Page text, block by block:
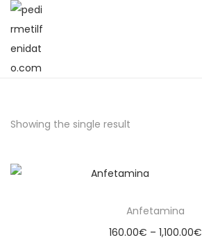
Showing the single result
Anfetamina
160.00€ – 1,100.00€